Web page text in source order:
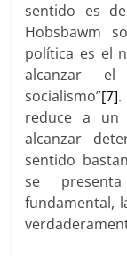
sentido es
Hobsbawm
política es el
alcanzar
socialismo”[7]
reduce a un
alcanzar
sentido
se
fundamental,